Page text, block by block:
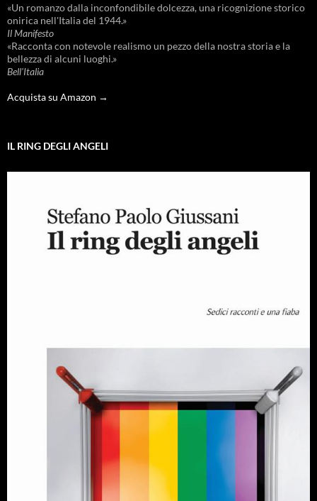
«Un romanzo dalla inconfondibile dolcezza, una ricognizione storico
onirica nell'Italia del 1944.»
Il Manifesto
«Racconta con notevole realismo un pezzo della nostra storia e la
bellezza di alcuni luoghi.»
Bell'Italia
Acquista su Amazon →
IL RING DEGLI ANGELI